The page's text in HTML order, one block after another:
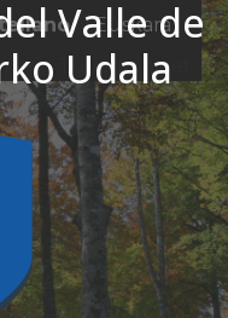
Valle de
Udala
Euskara
- Tutiempo.net